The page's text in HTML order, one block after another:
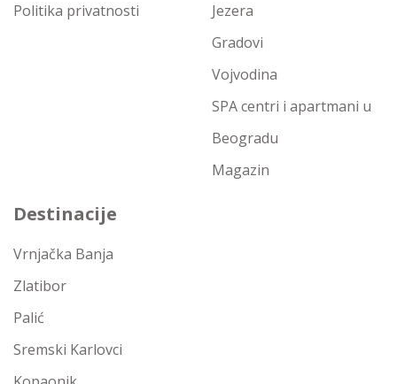
Politika privatnosti
Jezera
Gradovi
Vojvodina
SPA centri i apartmani u
Beogradu
Magazin
Destinacije
Vrnjačka Banja
Zlatibor
Palić
Sremski Karlovci